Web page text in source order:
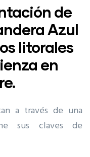
de
Azul
litorales
en
a través de una
sus claves de